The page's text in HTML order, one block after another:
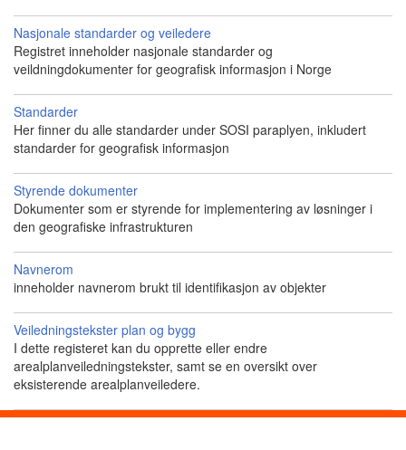
Nasjonale standarder og veiledere
Registret inneholder nasjonale standarder og
veildningdokumenter for geografisk informasjon i Norge
Standarder
Her finner du alle standarder under SOSI paraplyen, inkludert
standarder for geografisk informasjon
Styrende dokumenter
Dokumenter som er styrende for implementering av løsninger i
den geografiske infrastrukturen
Navnerom
inneholder navnerom brukt til identifikasjon av objekter
Veiledningstekster plan og bygg
I dette registeret kan du opprette eller endre
arealplanveiledningstekster, samt se en oversikt over
eksisterende arealplanveiledere.